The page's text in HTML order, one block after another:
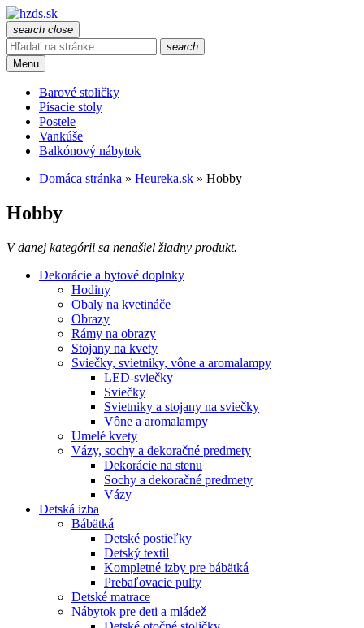
search close
search
Menu
Barové stoličky
Písacie stoly
Postele
Vankúše
Balkónový nábytok
Domáca stránka » Heureka.sk » Hobby
Hobby
V danej kategórii sa nenašiel žiadny produkt.
Dekorácie a bytové doplnky
Hodiny
Obaly na kvetináče
Obrazy
Rámy na obrazy
Stojany na kvety
Sviečky, svietniky, vône a aromalampy
LED-sviečky
Sviečky
Svietniky a stojany na sviečky
Vône a aromalampy
Umelé kvety
Vázy, sochy a dekoračné predmety
Dekorácie na stenu
Sochy a dekoračné predmety
Vázy
Detská izba
Bábätká
Detské postieľky
Detský textil
Kompletné izby pre bábätká
Prebaľovacie pulty
Detské matrace
Nábytok pre deti a mládež